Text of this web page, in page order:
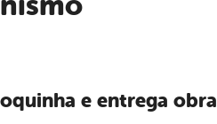
e entrega obra